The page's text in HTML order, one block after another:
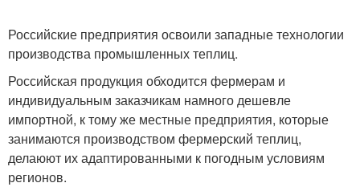
Российские предприятия освоили западные технологии
производства промышленных теплиц.
Российская продукция обходится фермерам и
индивидуальным заказчикам намного дешевле
импортной, к тому же местные предприятия, которые
занимаются производством фермерский теплиц,
делаюют их адаптированными к погодным условиям
регионов.